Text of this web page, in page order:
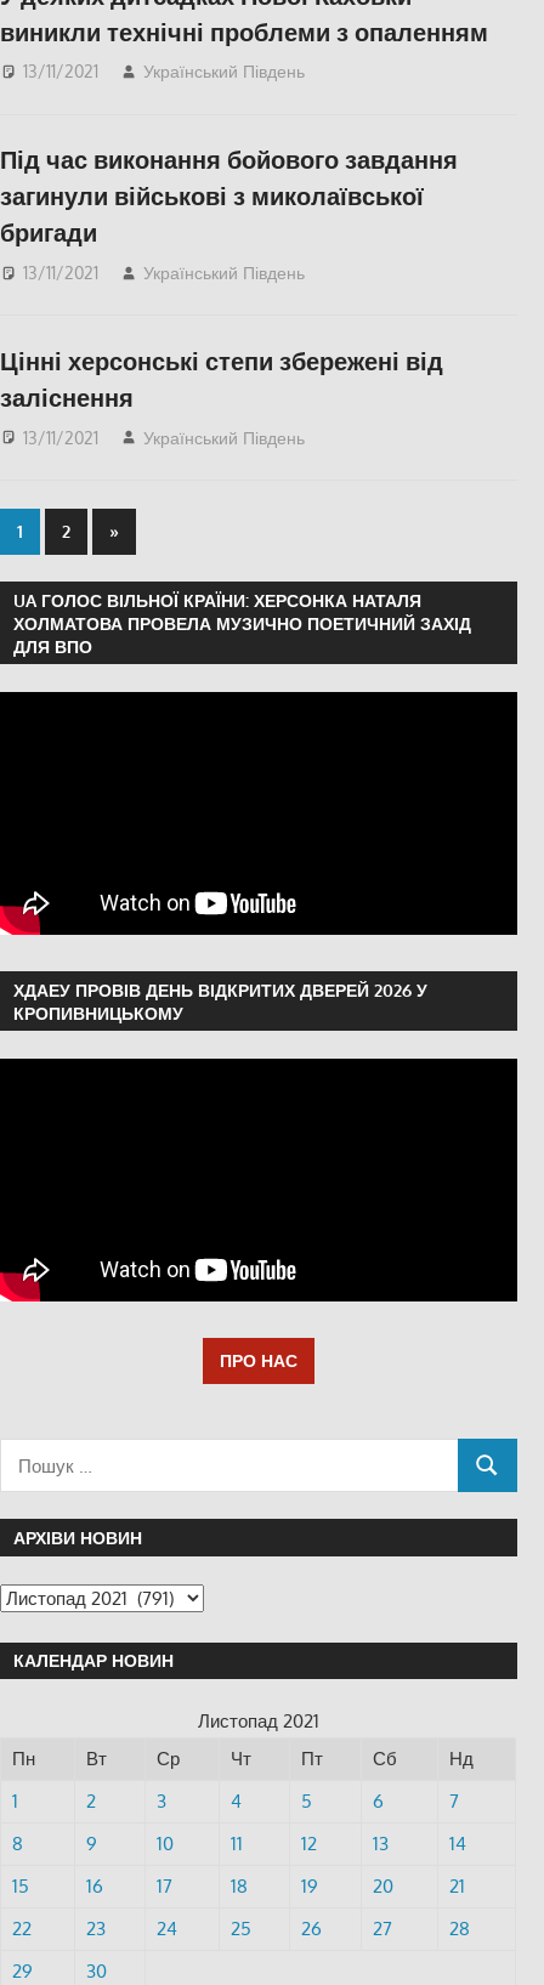
виникли технічні проблеми з опаленням
13/11/2021 Український Південь
Під час виконання бойового завдання
загинули військові з миколаївської
бригади
13/11/2021 Український Південь
Цінні херсонські степи збережені від
заліснення
13/11/2021 Український Південь
1 2 »
UA ГОЛОС ВІЛЬНОЇ КРАЇНИ: ХЕРСОНКА НАТАЛЯ
ХОЛМАТОВА ПРОВЕЛА МУЗИЧНО ПОЕТИЧНИЙ ЗАХІД
ДЛЯ ВПО
ХДАЕУ ПРОВІВ ДЕНЬ ВІДКРИТИХ ДВЕРЕЙ 2026 У
КРОПИВНИЦЬКОМУ
ПРО НАС
АРХІВИ НОВИН
КАЛЕНДАР НОВИН
Листопад 2021
Пн
Вт Ср Чт Пт Сб
Нд
1
2 3 4 5 6
7
8
9 10 11 12 13
14
15
16 17 18 19 20
21
22
23 24 25 26 27
28
29
30